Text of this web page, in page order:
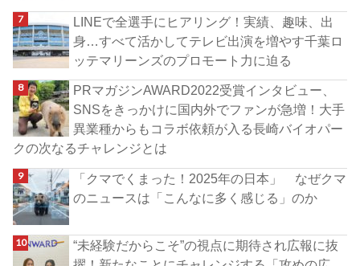
LINEで全選手にヒアリング！実績、趣味、出
身…すべて活かしてテレビ出演を増やす千葉ロ
ッテマリーンズのプロモート力に迫る
PRマガジンAWARD2022受賞インタビュー、
SNSをきっかけに国内外でファンが急増！大手
異業種からもコラボ依頼が入る長崎バイオパー
クの次なるチャレンジとは
「クマでくまった！2025年の日本」 なぜクマ
のニュースは「こんなに多く感じる」のか
“未経験だからこそ”の視点に期待され広報に抜